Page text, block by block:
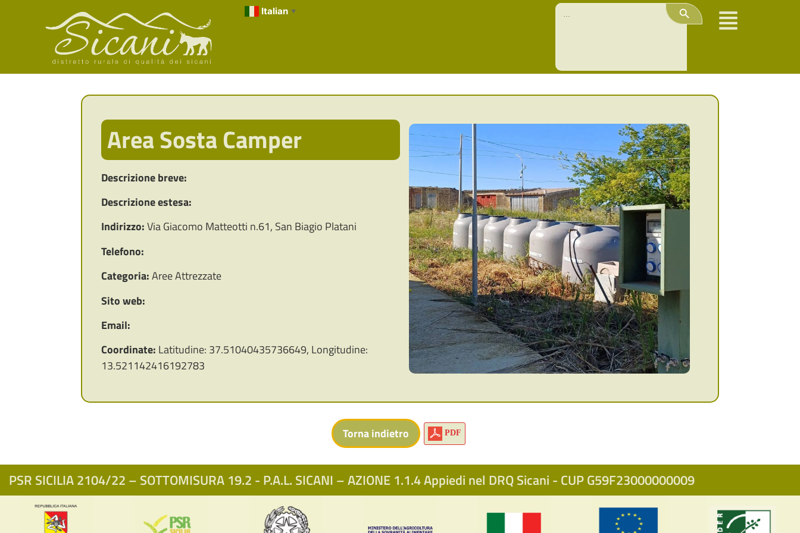
Italian ▼
Search
for:
Search Button
Area Sosta Camper
Descrizione breve:
Descrizione estesa:
Indirizzo:Via Giacomo Matteotti n.61, San Biagio Platani
Telefono:
Categoria:Aree Attrezzate
Sito web:
Email:
Coordinate: Latitudine: 37.51040435736649, Longitudine:
13.521142416192783
PDF
PSR SICILIA 2104/22 – SOTTOMISURA 19.2 - P.A.L. SICANI – AZIONE 1.1.4 Appiedi nel DRQ Sicani - CUP G59F23000000009